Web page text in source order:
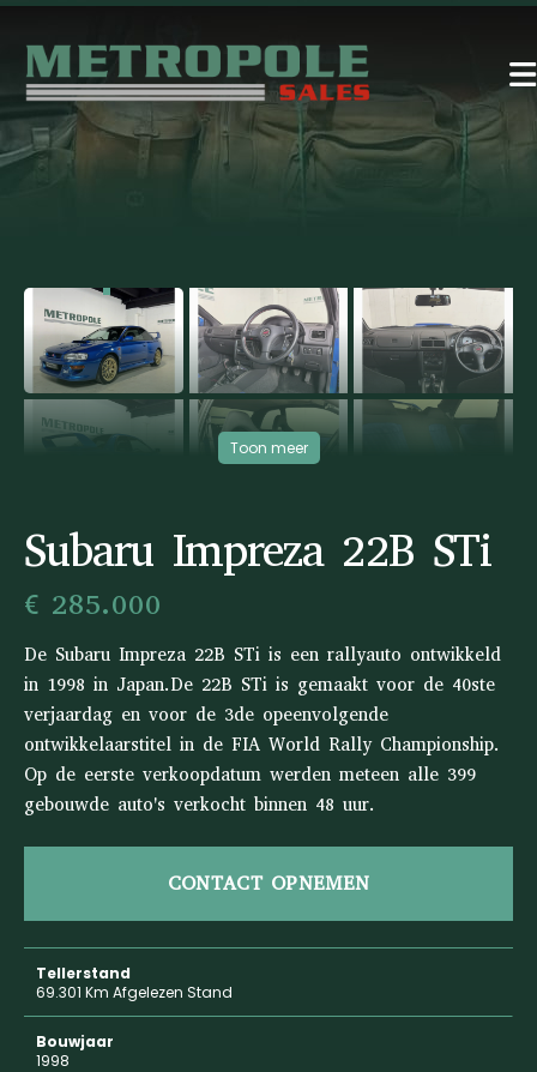
‹ ›
Toon meer
Subaru Impreza 22B STi
€ 285.000
De Subaru Impreza 22B STi is een rallyauto ontwikkeld
in 1998 in Japan.De 22B STi is gemaakt voor de 40ste
verjaardag en voor de 3de opeenvolgende
ontwikkelaarstitel in de FIA World Rally Championship.
Op de eerste verkoopdatum werden meteen alle 399
gebouwde auto's verkocht binnen 48 uur.
CONTACT OPNEMEN
Tellerstand
69.301 Km Afgelezen Stand
Bouwjaar
1998